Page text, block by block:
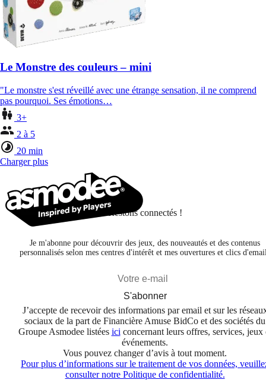
Le Monstre des couleurs – mini
"Le monstre s'est réveillé avec une étrange sensation, il ne comprend
pas pourquoi. Ses émotions…
3+
2 à 5
20 min
Charger plus
Restons connectés !
Je m'abonne pour découvrir des jeux, des nouveautés et des contenus
personnalisés selon mes centres d'intérêt et mes ouvertures et clics
S'abonner
J’accepte de recevoir des informations par email et sur les
sociaux de la part de Financière Amuse BidCo et des sociétés du
Groupe Asmodee listées ici concernant leurs offres, services, jeux
événements.
Vous pouvez changer d’avis à tout moment.
Pour plus d’informations sur le traitement de vos données,
consulter notre Politique de confidentialité.